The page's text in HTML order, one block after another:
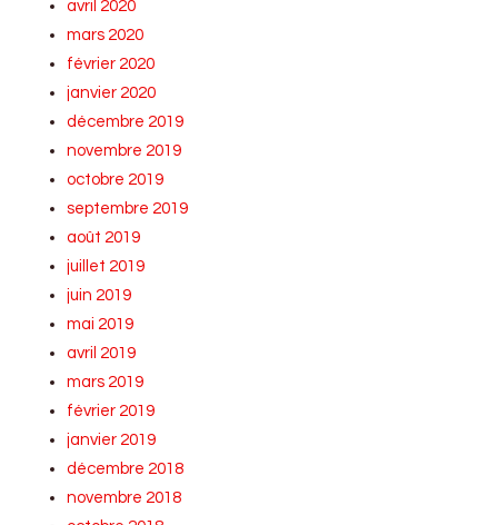
avril 2020
mars 2020
février 2020
janvier 2020
décembre 2019
novembre 2019
octobre 2019
septembre 2019
août 2019
juillet 2019
juin 2019
mai 2019
avril 2019
mars 2019
février 2019
janvier 2019
décembre 2018
novembre 2018